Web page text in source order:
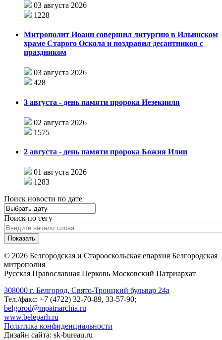
03 августа 2026
1228
Митрополит Иоанн совершил литургию в Ильинском
храме Старого Оскола и поздравил десантников с
праздником
03 августа 2026
428
3 августа - день памяти пророка Иезекииля
02 августа 2026
1575
2 августа - день памяти пророка Божия Илии
01 августа 2026
1283
Поиск новости по дате
Поиск по тегу
© 2026 Белгородская и Старооскольская епархия Белгородская
митрополия
Русская Православная Церковь Московский Патриархат
308000 г. Белгород, Свято-Троицкий бульвар 24а
Тел./факс: +7 (4722) 32-70-89, 33-57-90;
belgorod@mpatriarchia.ru
www.beleparh.ru
Политика конфиденциальности
Дизайн сайта: sk-bureau.ru